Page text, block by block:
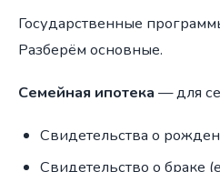
Государственные
Разберём основные.
Семейная ипотека — для
Свидетельства о
Свидетельство о браке